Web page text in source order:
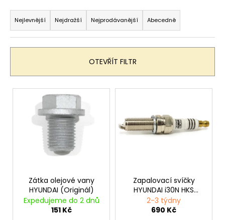
Ř
a
z
e
í
p
Nejlevnější Nejdražší Nejprodávanější Abecedně
OTEVŘÍT FILTR
V
Zátka olejové vany
HYUNDAI (Originál)
Expedujeme do 2 dnů
151 Kč
Zapalovací svíčky
HYUNDAI i30N HKS
M40XL
2-3 týdny
690 Kč
p
o
r
u
u